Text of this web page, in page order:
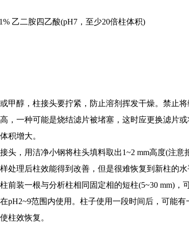
乙二胺四乙酸(pH7，至少20倍柱体积)
醇，柱接头要拧紧，防止溶剂挥发干燥。禁止将
一种可能是烧结滤片被堵塞，这时应更换滤片
积增大。
，用洁净小钢将柱头填料取出1~2 mm高度(注意
处理后柱效能得到改善，但是很难恢复到新柱的水
装一根与分析柱相同固定相的短柱(5~30 mm)，
范围内使用。柱子使用一段时间后，可能
柱效恢复。